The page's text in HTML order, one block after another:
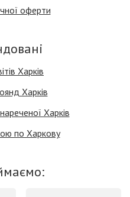
оферти
Харків
Харків
Харків
по Харкову